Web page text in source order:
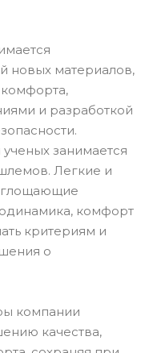
новых материалов,
и разработкой
занимается
Легкие и
комфорт
критериям и
о
компании
качества,